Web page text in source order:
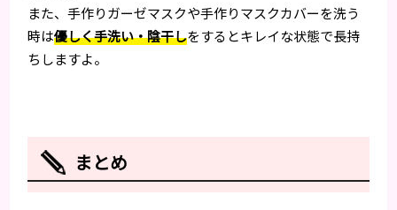
また、手作りガーゼマスクや手作りマスクカバーを洗う
時は優しく手洗い・陰干しをするとキレイな状態で長持
ちしますよ。
まとめ